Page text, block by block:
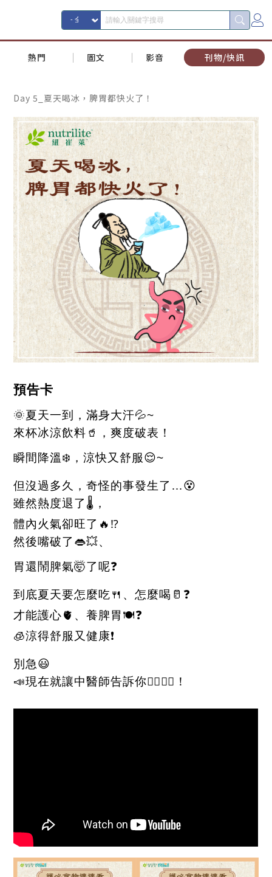
熱門 圖文 影音 刊物/快訊
Day 5_夏天喝冰，脾胃都快火了！
預告卡
🌞夏天一到，滿身大汗💦~
來杯冰涼飲料 🥤
，爽度破表！
瞬間降溫❄️ ，涼快又舒服😌~
但沒過多久，奇怪的事發生了…😵
雖然熱度退了 🌡️ ，
體內火氣卻旺了 🔥⁉️
然後嘴破了 👄💥、
胃還鬧脾氣🤯了呢❓
到底夏天要怎麼吃🍴 、怎麼喝 🥛❓
才能護心🫀 、養脾胃 🍽️❓
🧊涼得舒服又健康❗
別急😃
📣現在就讓中醫師告訴你👨‍⚕️👩‍⚕️ ！